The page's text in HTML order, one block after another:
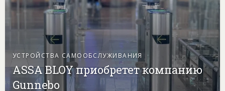
УСТРОЙСТВА САМООБСЛУЖИВАНИЯ
ASSA BLOY приобретет компанию
Gunnebo